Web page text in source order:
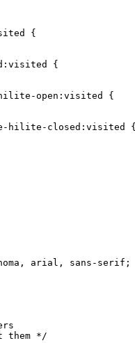
{
{
open:visited {
hilite-closed:visited {
arial, sans-serif;
them */